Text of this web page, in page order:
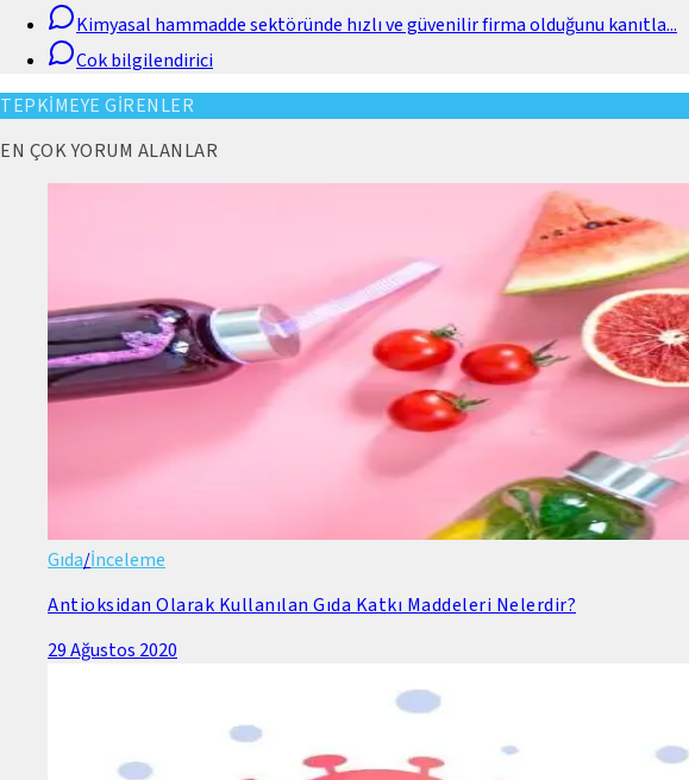
Kimyasal hammadde sektöründe hızlı ve güvenilir firma olduğunu kanıtla...
Cok bilgilendirici
TEPKİMEYE GİRENLER
EN ÇOK YORUM ALANLAR
Gıda/İnceleme
Antioksidan Olarak Kullanılan Gıda Katkı Maddeleri Nelerdir?
29 Ağustos 2020